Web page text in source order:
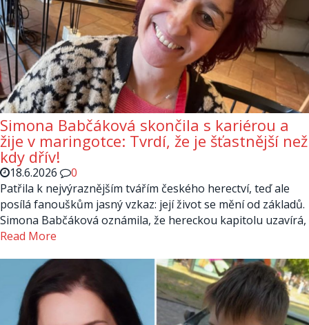
Simona Babčáková skončila s kariérou a
žije v maringotce: Tvrdí, že je šťastnější než
kdy dřív!
18.6.2026
0
Patřila k nejvýraznějším tvářím českého herectví, teď ale
posílá fanouškům jasný vzkaz: její život se mění od základů.
Simona Babčáková oznámila, že hereckou kapitolu uzavírá,
Read More